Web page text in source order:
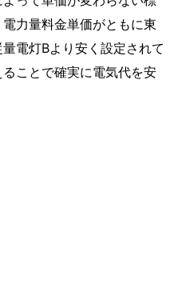
力量料金単価がともに東
電灯Bより安く設定されて
ことで確実に電気代を安